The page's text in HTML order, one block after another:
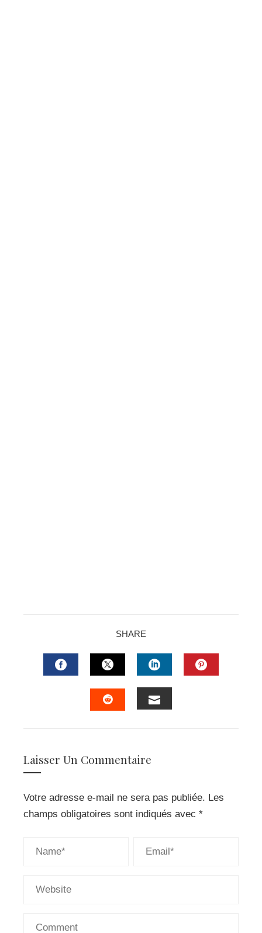
SHARE
FACEBOOKTWITTERLINKEDIN
Laisser Un Commentaire
Votre adresse e-mail ne sera pas publiée. Les
champs obligatoires sont indiqués avec *